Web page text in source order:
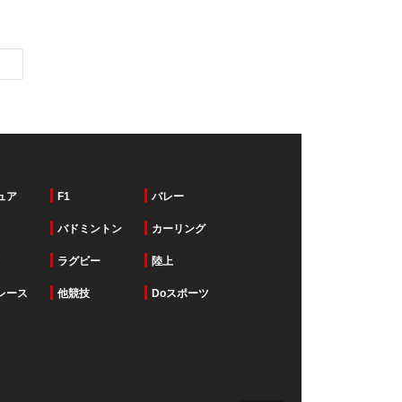
ア F1 バレー
バドミントン カーリング
ラグビー 陸上
ース 他競技 Doスポーツ